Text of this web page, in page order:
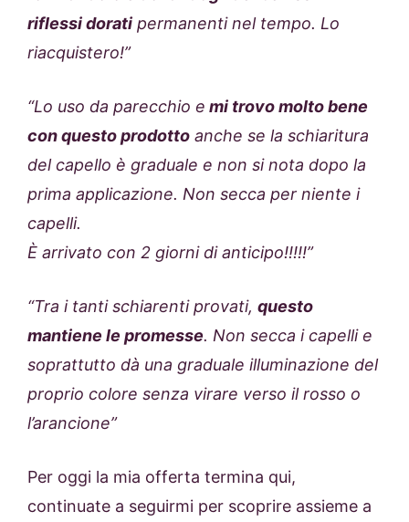
riflessi dorati permanenti nel tempo. Lo
riacquistero!”
“Lo uso da parecchio e mi trovo molto bene
con questo prodotto anche se la schiaritura
del capello è graduale e non si nota dopo la
prima applicazione. Non secca per niente i
capelli.
È arrivato con 2 giorni di anticipo!!!!!”
“Tra i tanti schiarenti provati, questo
mantiene le promesse. Non secca i capelli e
soprattutto dà una graduale illuminazione del
proprio colore senza virare verso il rosso o
l’arancione”
Per oggi la mia offerta termina qui,
continuate a seguirmi per scoprire assieme a